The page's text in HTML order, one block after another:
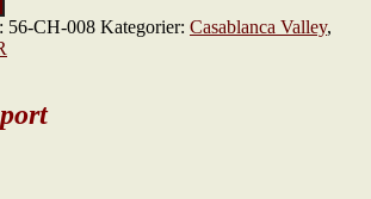
56-CH-008 Kategorier: Casablanca Valley,